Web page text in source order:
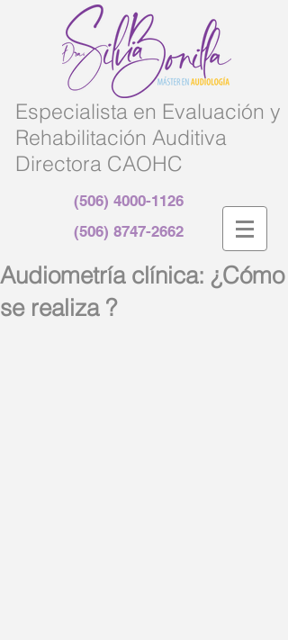
Especialista en Evaluación y
Rehabilitación Auditiva
Directora CAOHC
(506) 4000-1126
(506) 8747-2662
Audiometría clínica: ¿Cómo
se realiza ?